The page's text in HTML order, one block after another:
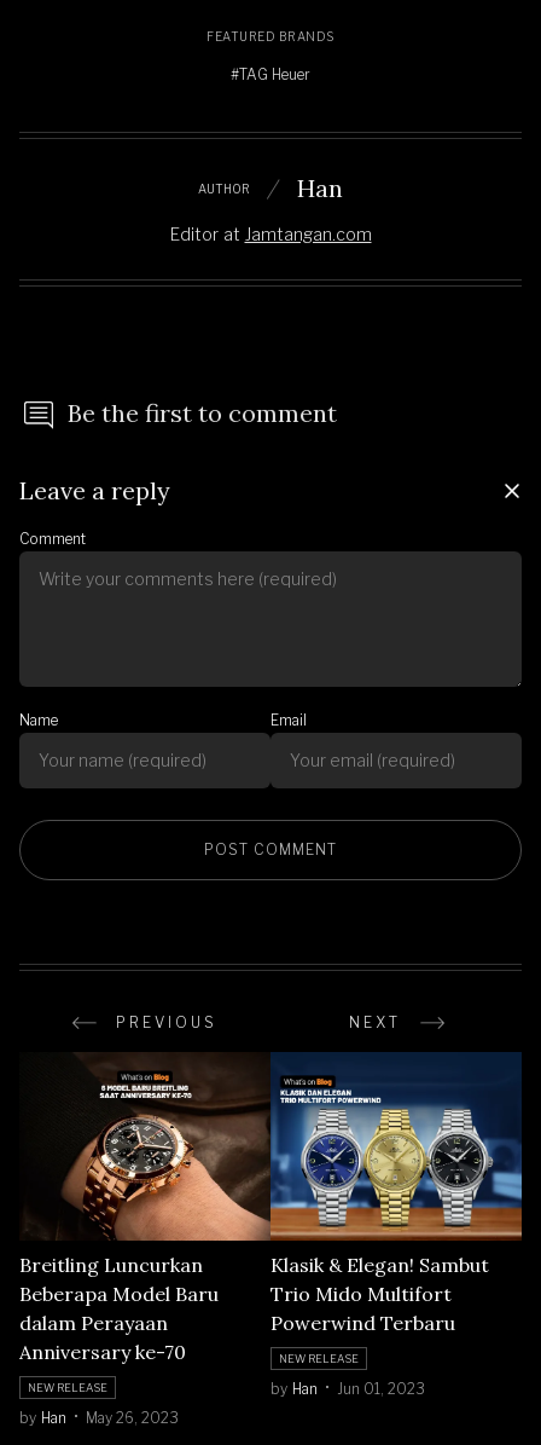
FEATURED BRANDS
#TAG Heuer
AUTHOR Han
Editor at Jamtangan.com
Be the first to comment
Leave a reply
Comment
Name Email
PREVIOUS NEXT
Breitling Luncurkan
Beberapa Model Baru
dalam Perayaan
Anniversary ke-70
NEW RELEASE
by Han May 26, 2023
Klasik & Elegan! Sambut
Trio Mido Multifort
Powerwind Terbaru
NEW RELEASE
by Han Jun 01, 2023